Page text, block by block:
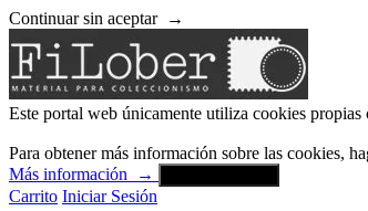
Continuar sin aceptar →
Este portal web únicamente utiliza cookies
Para obtener más información sobre las cookies,
Más información
→
Carrito Iniciar Sesión